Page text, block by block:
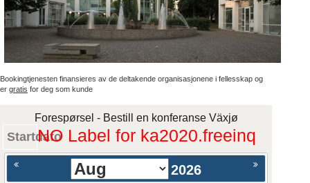
Bookingtjenesten finansieres av de deltakende organisasjonene i fellesskap og
er gratis for deg som kunde
Forespørsel - Bestill en konferanse Växjø
StartdatoNO Label for ka2020.freeinq
2026